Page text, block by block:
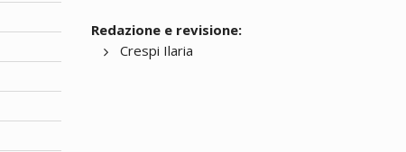
Redazione e revisione:
Crespi Ilaria